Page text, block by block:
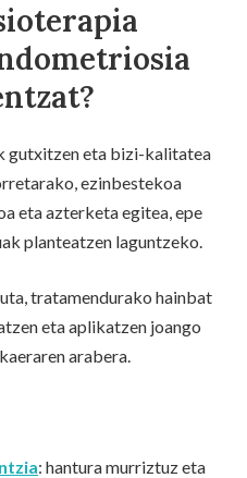
gutxitzen eta bizi-kalitatea
ezinbestekoa
eta azterketa egitea, epe
planteatzen laguntzeko.
tratamendurako hainbat
eta aplikatzen joango
arabera.
: hantura murriztuz eta